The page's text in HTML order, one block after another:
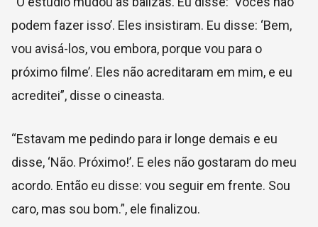
podem fazer isso’. Eles insistiram. Eu disse: ‘Bem,
vou avisá-los, vou embora, porque vou para o
próximo filme’. Eles não acreditaram em mim, e eu
acreditei”, disse o cineasta.
“Estavam me pedindo para ir longe demais e eu
disse, ‘Não. Próximo!’. E eles não gostaram do meu
acordo. Então eu disse: vou seguir em frente. Sou
caro, mas sou bom.”, ele finalizou.